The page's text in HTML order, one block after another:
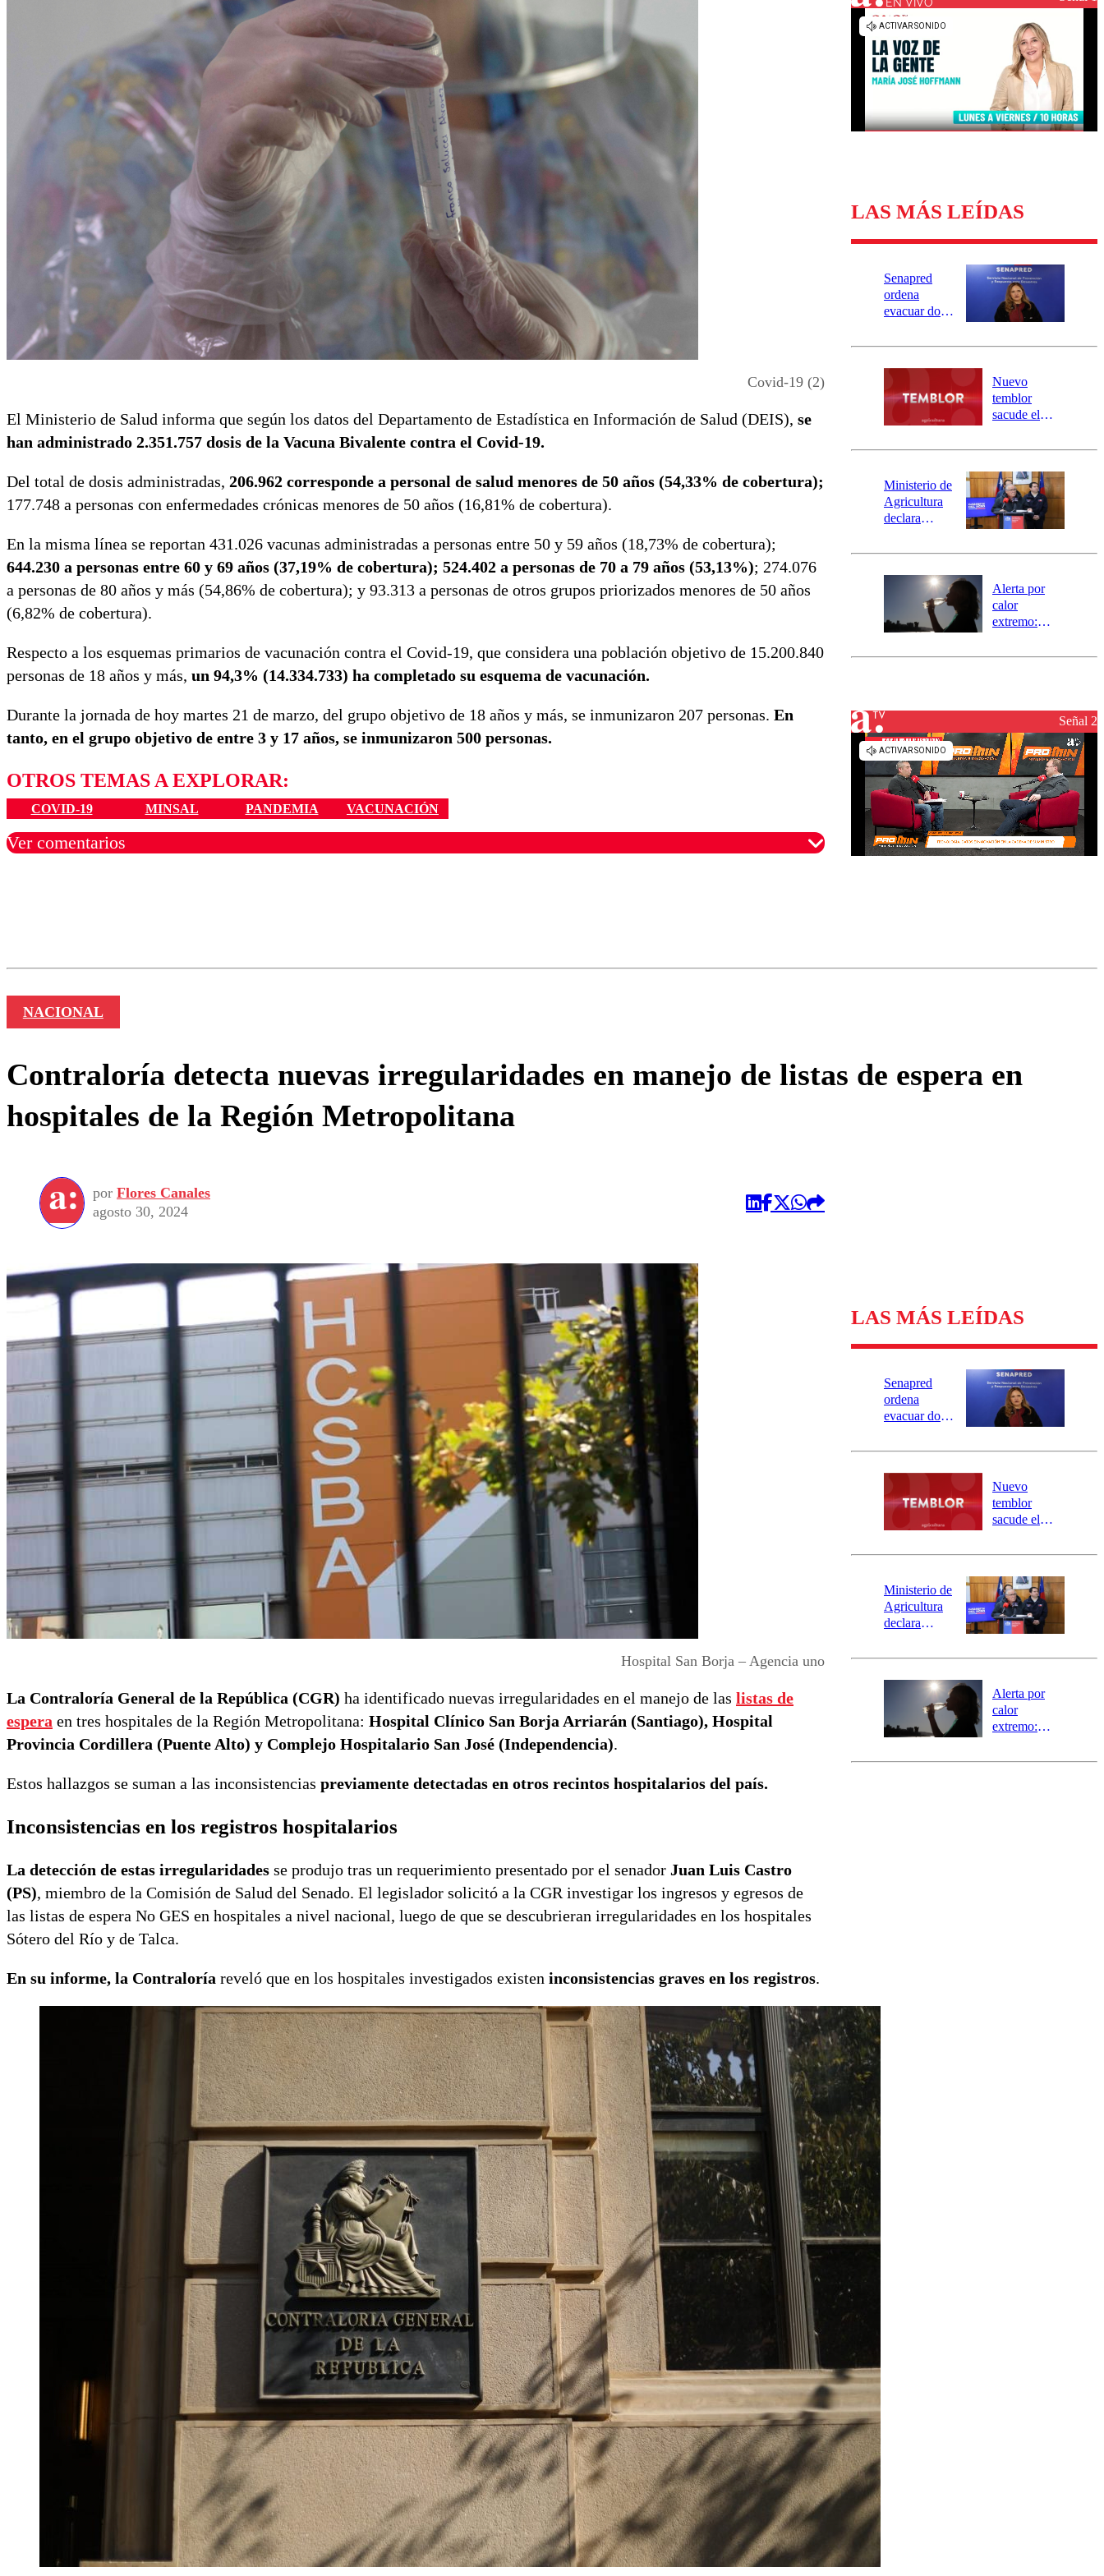
Universidad de Chile
Sustentabilidad
Covid-19 (2)
El Ministerio de Salud informa que según los datos del Departamento de Estadística en Información de Salud (DEIS), se
han administrado 2.351.757 dosis de la Vacuna Bivalente contra el Covid-19.
Del total de dosis administradas, 206.962 corresponde a personal de salud menores de 50 años (54,33% de cobertura);
177.748 a personas con enfermedades crónicas menores de 50 años (16,81% de cobertura).
En la misma línea se reportan 431.026 vacunas administradas a personas entre 50 y 59 años (18,73% de cobertura);
644.230 a personas entre 60 y 69 años (37,19% de cobertura); 524.402 a personas de 70 a 79 años (53,13%); 274.076
a personas de 80 años y más (54,86% de cobertura); y 93.313 a personas de otros grupos priorizados menores de 50 años
(6,82% de cobertura).
Respecto a los esquemas primarios de vacunación contra el Covid-19, que considera una población objetivo de 15.200.840
personas de 18 años y más, un 94,3% (14.334.733) ha completado su esquema de vacunación.
Durante la jornada de hoy martes 21 de marzo, del grupo objetivo de 18 años y más, se inmunizaron 207 personas. En
tanto, en el grupo objetivo de entre 3 y 17 años, se inmunizaron 500 personas.
OTROS TEMAS A EXPLORAR:
COVID-19 MINSAL PANDEMIA VACUNACIÓN
Ver comentarios
EN VIVO
LAS MÁS LEÍDAS
Senapred
ordena
evacuar dos
Carahue por
río Damas:
activa
mensajería
SAE
Nuevo
temblor
sacude el
revisa la
epicentro
Ministerio de
Agricultura
declara
agrícola para
Alerta por
calor
extremo:
activa Alerta
Señal 2
NACIONAL
Contraloría detecta nuevas irregularidades en manejo de listas de espera en
hospitales de la Región Metropolitana
por Flores Canales
agosto 30, 2024
Hospital San Borja – Agencia uno
La Contraloría General de la República (CGR) ha identificado nuevas irregularidades en el manejo de las listas de
espera en tres hospitales de la Región Metropolitana: Hospital Clínico San Borja Arriarán (Santiago), Hospital
Provincia Cordillera (Puente Alto) y Complejo Hospitalario San José (Independencia).
Estos hallazgos se suman a las inconsistencias previamente detectadas en otros recintos hospitalarios del país.
Inconsistencias en los registros hospitalarios
La detección de estas irregularidades se produjo tras un requerimiento presentado por el senador Juan Luis Castro
(PS), miembro de la Comisión de Salud del Senado. El legislador solicitó a la CGR investigar los ingresos y egresos de
las listas de espera No GES en hospitales a nivel nacional, luego de que se descubrieran irregularidades en los hospitales
Sótero del Río y de Talca.
En su informe, la Contraloría reveló que en los hospitales investigados existen inconsistencias graves en los registros.
LAS MÁS LEÍDAS
Senapred
ordena
evacuar dos
Carahue por
río Damas:
activa
mensajería
SAE
Nuevo
temblor
sacude el
revisa la
epicentro
Ministerio de
Agricultura
declara
agrícola para
Alerta por
calor
extremo:
activa Alerta